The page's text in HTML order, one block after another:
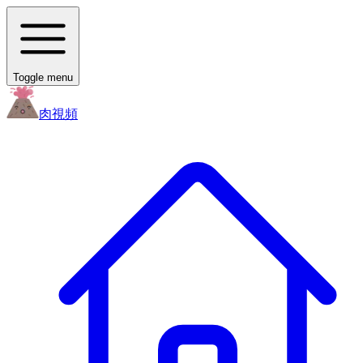
Toggle menu
肉視頻